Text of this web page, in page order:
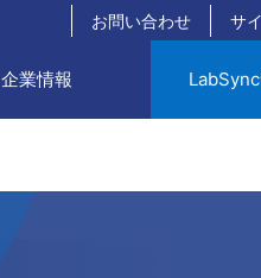
企業情報
お問い合わせ サ